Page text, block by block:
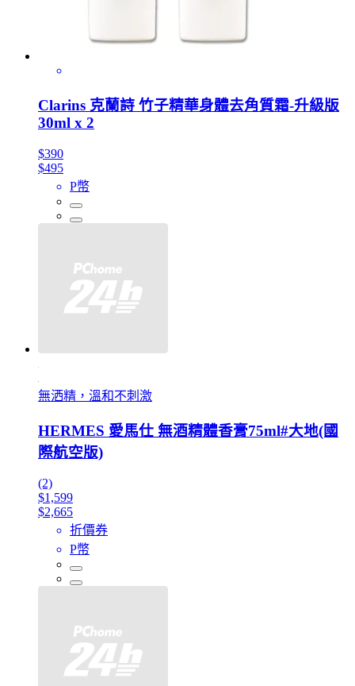
Clarins 克蘭詩 竹子精華身體去角質霜-升級版
30ml x 2
$390
$495
P幣
無洒精，溫和不刺激
HERMES 愛馬仕 無酒精體香膏75ml#大地(國
際航空版)
(2)
$1,599
$2,665
折價券
P幣